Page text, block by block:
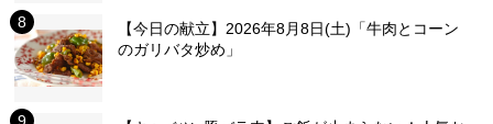
【今日の献立】2026年8月8日(土)「牛肉とコーン
のガリバタ炒め」